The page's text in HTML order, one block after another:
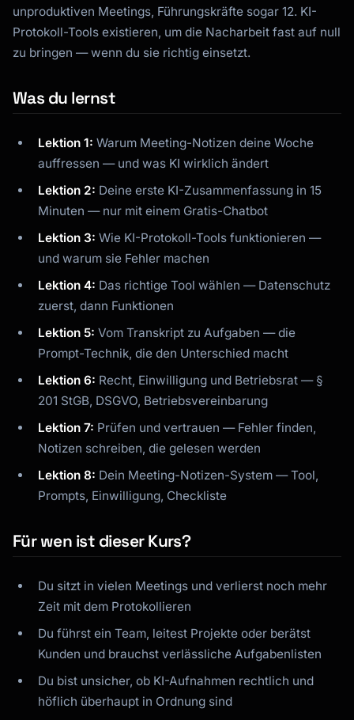
unproduktiven Meetings, Führungskräfte sogar 12. KI-
Protokoll-Tools existieren, um die Nacharbeit fast auf null
zu bringen — wenn du sie richtig einsetzt.
Was du lernst
Lektion 1: Warum Meeting-Notizen deine Woche
auffressen — und was KI wirklich ändert
Lektion 2: Deine erste KI-Zusammenfassung in 15
Minuten — nur mit einem Gratis-Chatbot
Lektion 3: Wie KI-Protokoll-Tools funktionieren —
und warum sie Fehler machen
Lektion 4: Das richtige Tool wählen — Datenschutz
zuerst, dann Funktionen
Lektion 5: Vom Transkript zu Aufgaben — die
Prompt-Technik, die den Unterschied macht
Lektion 6: Recht, Einwilligung und Betriebsrat — §
201 StGB, DSGVO, Betriebsvereinbarung
Lektion 7: Prüfen und vertrauen — Fehler finden,
Notizen schreiben, die gelesen werden
Lektion 8: Dein Meeting-Notizen-System — Tool,
Prompts, Einwilligung, Checkliste
Für wen ist dieser Kurs?
Du sitzt in vielen Meetings und verlierst noch mehr
Zeit mit dem Protokollieren
Du führst ein Team, leitest Projekte oder berätst
Kunden und brauchst verlässliche Aufgabenlisten
Du bist unsicher, ob KI-Aufnahmen rechtlich und
höflich überhaupt in Ordnung sind
Kai